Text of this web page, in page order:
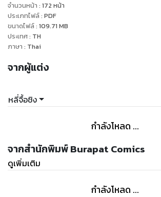
จำนวนหน้า : 172 หน้า
ประเภทไฟล์: PDF
ขนาดไฟล์: 109.71 MB
ประเทศ: TH
ภาษา : Thai
จากผู้แต่ง
หลี่จื้อชิง
กำลังโหลด ...
จากสำนักพิมพ์ Burapat Comics
ดูเพิ่มเติม
กำลังโหลด ...